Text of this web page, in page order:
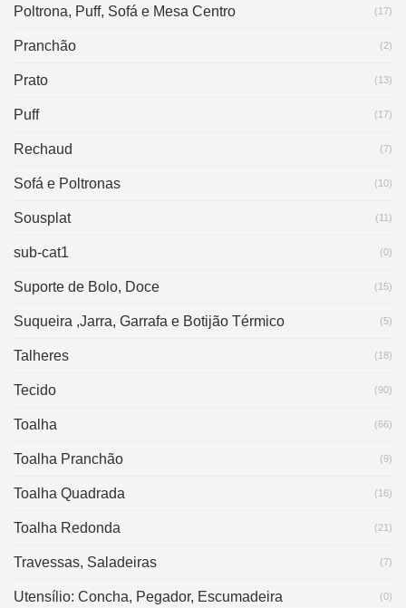
Poltrona, Puff, Sofá e Mesa Centro (17)
Pranchão (2)
Prato (13)
Puff (17)
Rechaud (7)
Sofá e Poltronas (10)
Sousplat (11)
sub-cat1 (0)
Suporte de Bolo, Doce (15)
Suqueira ,Jarra, Garrafa e Botijão Térmico (5)
Talheres (18)
Tecido (90)
Toalha (66)
Toalha Pranchão (9)
Toalha Quadrada (16)
Toalha Redonda (21)
Travessas, Saladeiras (7)
Utensílio: Concha, Pegador, Escumadeira (0)